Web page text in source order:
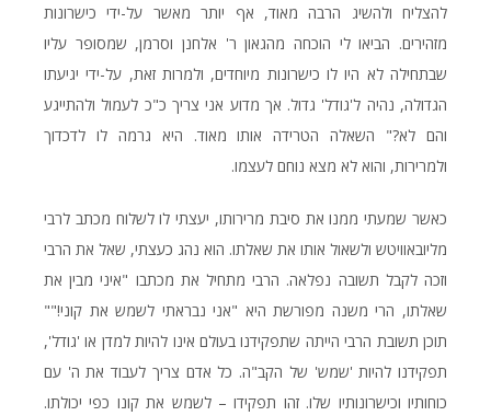
להצליח ולהשיג הרבה מאוד, אף יותר מאשר על-ידי כישרונות
מזהירים. הביאו לי הוכחה מהגאון ר' אלחנן וסרמן, שמסופר עליו
שבתחילה לא היו לו כישרונות מיוחדים, ולמרות זאת, על-ידי יגיעתו
הגדולה, נהיה ל'גודל' גדול. אך מדוע אני צריך כ"כ לעמול ולהתייגע
והם לא?" השאלה הטרידה אותו מאוד. היא גרמה לו לדכדוך
ולמרירות, והוא לא מצא נוחם לעצמו.
כאשר שמעתי ממנו את סיבת מרירותו, יעצתי לו לשלוח מכתב לרבי
מליובאוויטש ולשאול אותו את שאלתו. הוא נהג כעצתי, שאל את הרבי
וזכה לקבל תשובה נפלאה. הרבי מתחיל את מכתבו "איני מבין את
שאלתו, הרי משנה מפורשת היא "אני נבראתי לשמש את קוני!""
תוכן תשובת הרבי הייתה שתפקידנו בעולם אינו להיות למדן או 'גודל',
תפקידנו להיות 'שמש' של הקב"ה. כל אדם צריך לעבוד את ה' עם
כוחותיו וכישרונותיו שלו. זהו תפקידו – לשמש את קונו כפי יכולתו.